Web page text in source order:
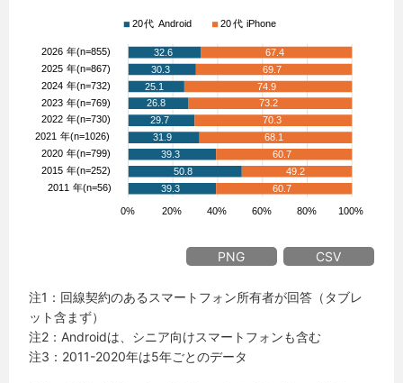
PNG CSV
注1：回線契約のあるスマートフォン所有者が回答（タブレ
ット含まず）
注2：Androidは、シニア向けスマートフォンも含む
注3：2011-2020年は5年ごとのデータ